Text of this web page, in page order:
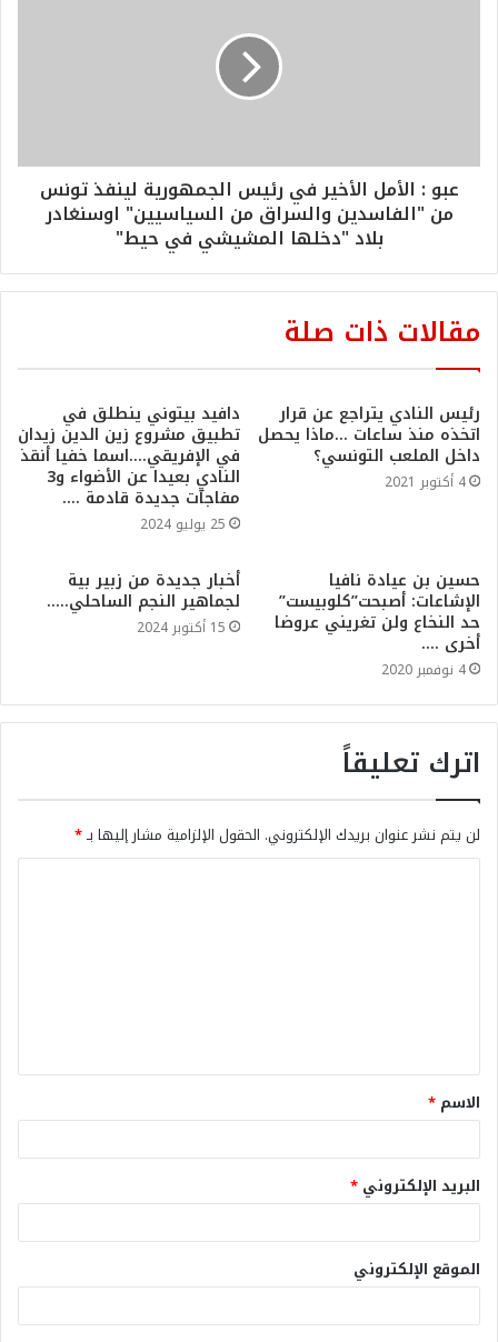
عبو : الأمل الأخير في رئيس الجمهورية لينفذ تونس
من "الفاسدين والسراق من السياسيين" اوسنغادر
بلاد "دخلها المشيشي في حيط"
مقالات ذات صلة
رئيس النادي يتراجع عن قرار
اتخذه منذ ساعات …ماذا يحصل
داخل الملعب التونسي؟
4 أكتوبر 2021
دافيد بيتوني ينطلق في
تطبيق مشروع زين الدين زيدان
في الإفريقي….اسما خفيا أنقذ
النادي بعيدا عن الأضواء و3
مفاجآت جديدة قادمة ….
25 يوليو 2024
حسين بن عيادة نافيا
الإشاعات: أصبحت”كلوبيست”
حد النخاع ولن تغريني عروضا
أخرى ….
4 نوفمبر 2020
أخبار جديدة من زبير بية
لجماهير النجم الساحلي…..
15 أكتوبر 2024
اترك تعليقاً
لن يتم نشر عنوان بريدك الإلكتروني. الحقول الإلزامية مشار إليها بـ*
الاسم *
البريد الإلكتروني *
الموقع الإلكتروني